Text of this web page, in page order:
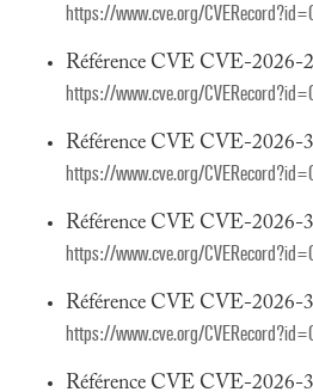
https://www.cve.org/
Référence CVE CVE-2026-
https://www.cve.org/
Référence CVE CVE-2026-
https://www.cve.org/
Référence CVE CVE-2026-
https://www.cve.org/
Référence CVE CVE-2026-
https://www.cve.org/
Référence CVE CVE-2026-